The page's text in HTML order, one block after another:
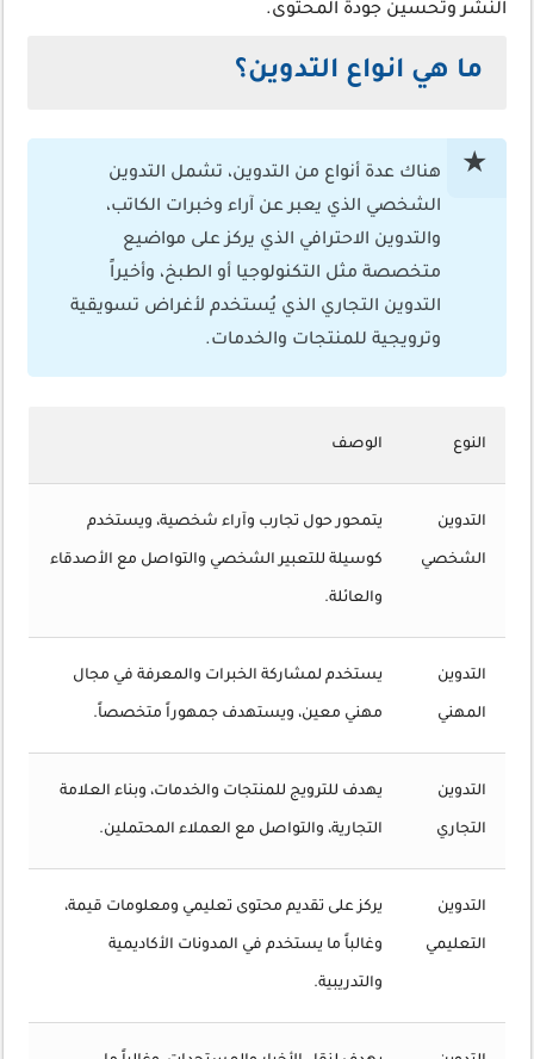
النشر وتحسين جودة المحتوى.
ما هي انواع التدوين؟
هناك عدة أنواع من التدوين، تشمل التدوين
الشخصي الذي يعبر عن آراء وخبرات الكاتب،
والتدوين الاحترافي الذي يركز على مواضيع
متخصصة مثل التكنولوجيا أو الطبخ، وأخيراً
التدوين التجاري الذي يُستخدم لأغراض تسويقية
وترويجية للمنتجات والخدمات.
النوع الوصف
التدوين
الشخصي
يتمحور حول تجارب وآراء شخصية، ويستخدم
كوسيلة للتعبير الشخصي والتواصل مع الأصدقاء
والعائلة.
التدوين
المهني
يستخدم لمشاركة الخبرات والمعرفة في مجال
مهني معين، ويستهدف جمهوراً متخصصاً.
التدوين
التجاري
يهدف للترويج للمنتجات والخدمات، وبناء العلامة
التجارية، والتواصل مع العملاء المحتملين.
التدوين
التعليمي
يركز على تقديم محتوى تعليمي ومعلومات قيمة،
وغالباً ما يستخدم في المدونات الأكاديمية
والتدريبية.